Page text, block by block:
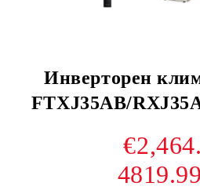
Инверторен
FTXJ35AB/